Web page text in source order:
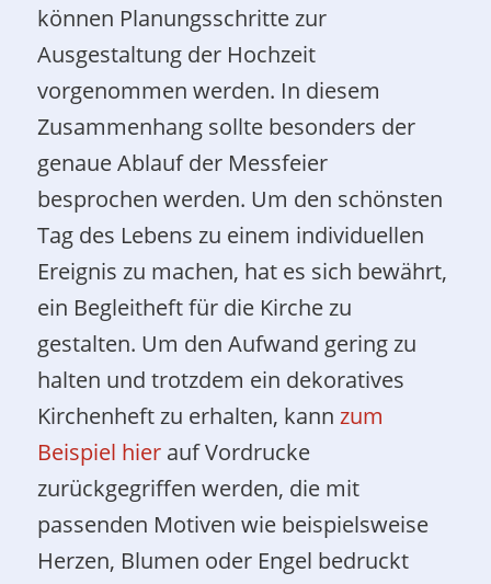
können Planungsschritte zur
Ausgestaltung der Hochzeit
vorgenommen werden. In diesem
Zusammenhang sollte besonders der
genaue Ablauf der Messfeier
besprochen werden. Um den schönsten
Tag des Lebens zu einem individuellen
Ereignis zu machen, hat es sich bewährt,
ein Begleitheft für die Kirche zu
gestalten. Um den Aufwand gering zu
halten und trotzdem ein dekoratives
Kirchenheft zu erhalten, kannzum
Beispiel hier auf Vordrucke
zurückgegriffen werden, die mit
passenden Motiven wie beispielsweise
Herzen, Blumen oder Engel bedruckt